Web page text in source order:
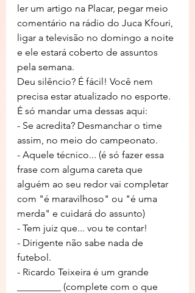
ler um artigo na Placar, pegar meio
comentário na rádio do Juca Kfouri,
ligar a televisão no domingo a noite
e ele estará coberto de assuntos
pela semana.
Deu silêncio? É fácil! Você nem
precisa estar atualizado no esporte.
É só mandar uma dessas aqui:
- Se acredita? Desmanchar o time
assim, no meio do campeonato.
- Aquele técnico... (é só fazer essa
frase com alguma careta que
alguém ao seu redor vai completar
com "é maravilhoso" ou "é uma
merda" e cuidará do assunto)
- Tem juiz que... vou te contar!
- Dirigente não sabe nada de
futebol.
- Ricardo Teixeira é um grande
_________ (complete com o que